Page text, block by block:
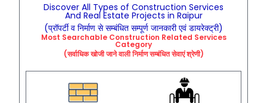
Discover All Types of Construction Services
And Real Estate Projects in Raipur
(प्रॉपर्टी व निर्माण से सम्बंधित सम्पूर्ण जानकारी एवं डायरेक्ट्री)
Most Searchable Construction Related Services
Category
(सर्वाधिक खोजी जाने वाली निर्माण सम्बंधित सेवाएं श्रेणी)